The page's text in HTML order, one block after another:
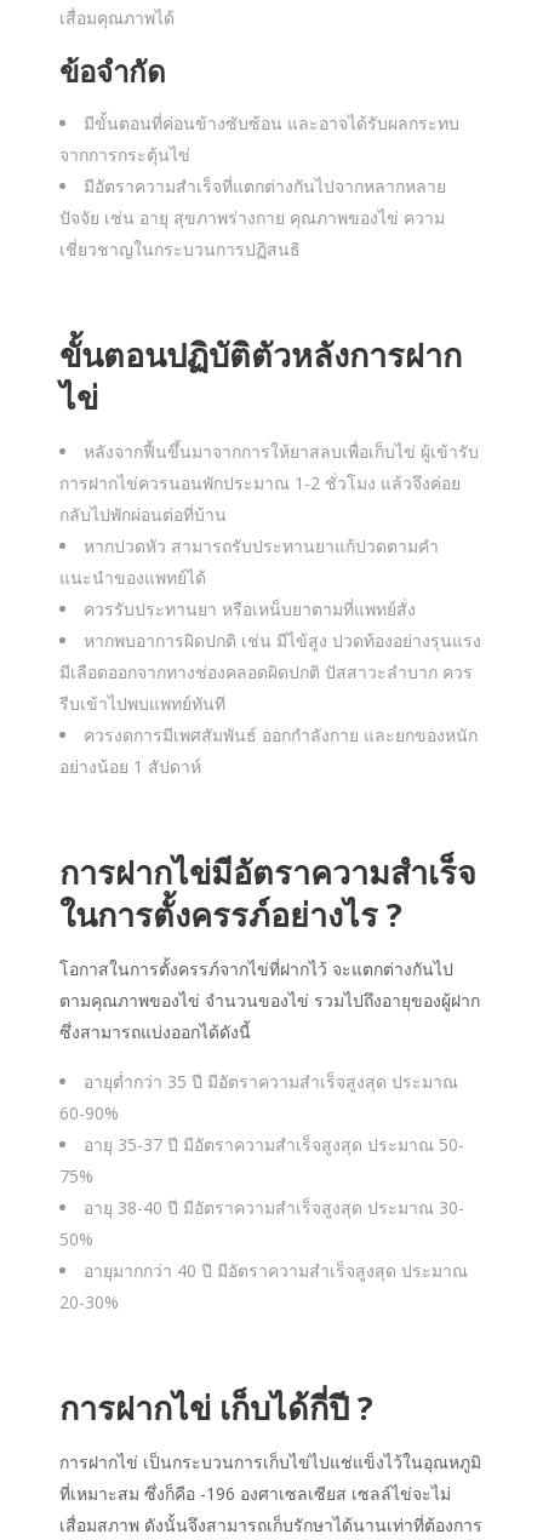
เสื่อมคุณภาพได้
ข้อจำกัด
มีขั้นตอนที่ค่อนข้างซับซ้อน และอาจได้รับผลกระทบ
จากการกระตุ้นไข่
มีอัตราความสำเร็จที่แตกต่างกันไปจากหลากหลาย
ปัจจัย เช่น อายุ สุขภาพร่างกาย คุณภาพของไข่ ความ
เชี่ยวชาญในกระบวนการปฏิสนธิ
ขั้นตอนปฏิบัติตัวหลังการฝาก
ไข่
หลังจากฟื้นขึ้นมาจากการให้ยาสลบเพื่อเก็บไข่ ผู้เข้ารับ
การฝากไข่ควรนอนพักประมาณ 1-2 ชั่วโมง แล้วจึงค่อย
กลับไปพักผ่อนต่อที่บ้าน
หากปวดหัว สามารถรับประทานยาแก้ปวดตามคำ
แนะนำของแพทย์ได้
ควรรับประทานยา หรือเหน็บยาตามที่แพทย์สั่ง
หากพบอาการผิดปกติ เช่น มีไข้สูง ปวดท้องอย่างรุนแรง
มีเลือดออกจากทางช่องคลอดผิดปกติ ปัสสาวะลำบาก ควร
รีบเข้าไปพบแพทย์ทันที
ควรงดการมีเพศสัมพันธ์ ออกกำลังกาย และยกของหนัก
อย่างน้อย 1 สัปดาห์
การฝากไข่มีอัตราความสำเร็จ
ในการตั้งครรภ์อย่างไร ?
โอกาสในการตั้งครรภ์จากไข่ที่ฝากไว้ จะแตกต่างกันไป
ตามคุณภาพของไข่ จำนวนของไข่ รวมไปถึงอายุของผู้ฝาก
ซึ่งสามารถแบ่งออกได้ดังนี้
อายุต่ำกว่า 35 ปี มีอัตราความสำเร็จสูงสุด ประมาณ
60-90%
อายุ 35-37 ปี มีอัตราความสำเร็จสูงสุด ประมาณ 50-
75%
อายุ 38-40 ปี มีอัตราความสำเร็จสูงสุด ประมาณ 30-
50%
อายุมากกว่า 40 ปี มีอัตราความสำเร็จสูงสุด ประมาณ
20-30%
การฝากไข่ เก็บได้กี่ปี?
การฝากไข่ เป็นกระบวนการเก็บไข่ไปแช่แข็งไว้ในอุณหภูมิ
ที่เหมาะสม ซึ่งก็คือ -196 องศาเซลเซียส เซลล์ไข่จะไม่
เสื่อมสภาพ ดังนั้นจึงสามารถเก็บรักษาได้นานเท่าที่ต้องการ